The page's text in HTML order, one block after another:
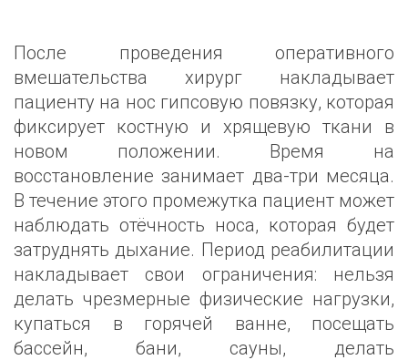
После проведения оперативного
вмешательства хирург накладывает
пациенту на нос гипсовую повязку, которая
фиксирует костную и хрящевую ткани в
новом положении. Время на
восстановление занимает два-три месяца.
В течение этого промежутка пациент может
наблюдать отёчность носа, которая будет
затруднять дыхание. Период реабилитации
накладывает свои ограничения: нельзя
делать чрезмерные физические нагрузки,
купаться в горячей ванне, посещать
бассейн, бани, сауны, делать